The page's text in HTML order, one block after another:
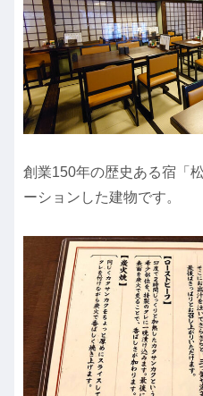
創業150年の歴史ある宿「
ーションした建物です。